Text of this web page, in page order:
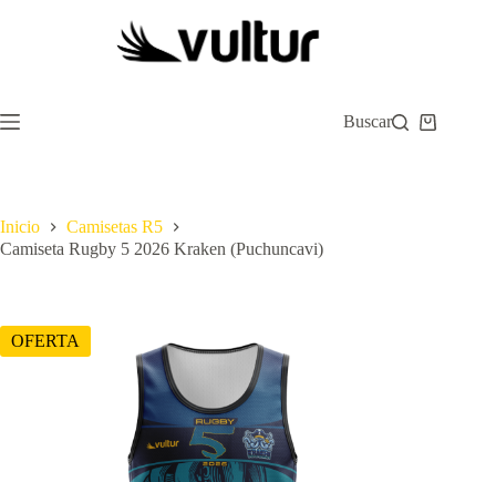
Buscar
Carro
Inicio
Camisetas R5
Camiseta Rugby 5 2026 Kraken (Puchuncavi)
OFERTA